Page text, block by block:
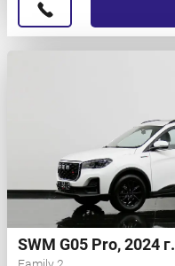
SWM G05 Pro, 2024 г.